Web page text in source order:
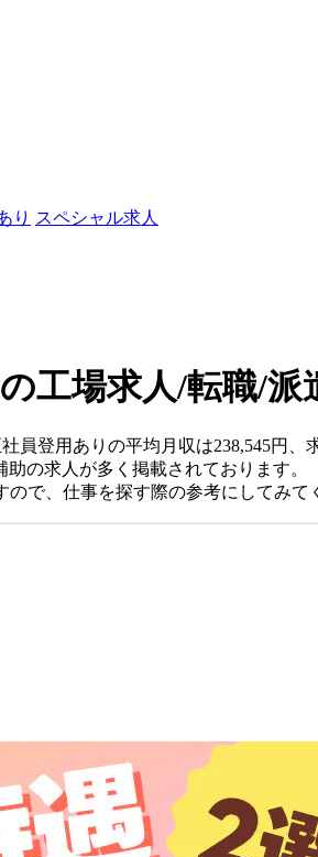
り スペシャル求人
工場求人/転職/派
員登用ありの平均月収は238,545円、
の求人が多く掲載されております。
で、仕事を探す際の参考にしてみて